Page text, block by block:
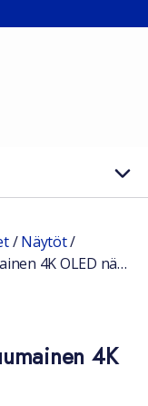
/Näytöt/
Samsung Odyssey G8 G81SF 32 tuumainen 4K OLED näyttö
4K